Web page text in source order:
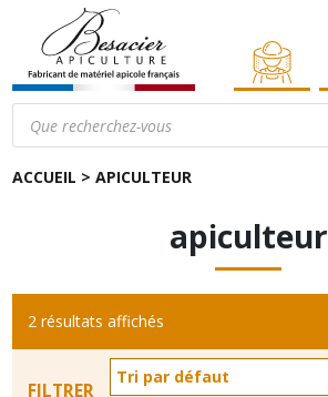
Recherche
produits
ACCUEIL > APICULTEUR
apiculteur
2 résultats affichés
FILTRER